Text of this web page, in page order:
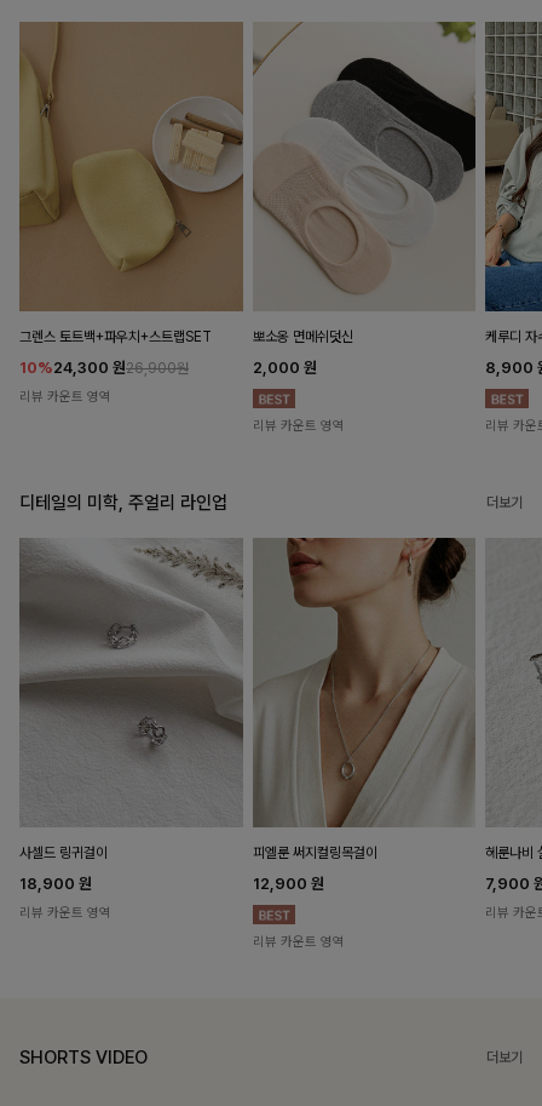
그렌스 토트백+파우치+스트랩SET
10%24,300 원26,900원
리뷰 카운트 영역
뽀소옹 면메쉬덧신
2,000 원
리뷰 카운트 영역
케루디 자
8,900
리뷰 카운
디테일의 미학, 주얼리 라인업 더보기
사셀드 링귀걸이
18,900 원
리뷰 카운트 영역
피엘룬 써지컬링목걸이
12,900 원
리뷰 카운트 영역
헤룬나비
7,900
리뷰 카운
SHORTS VIDEO 더보기